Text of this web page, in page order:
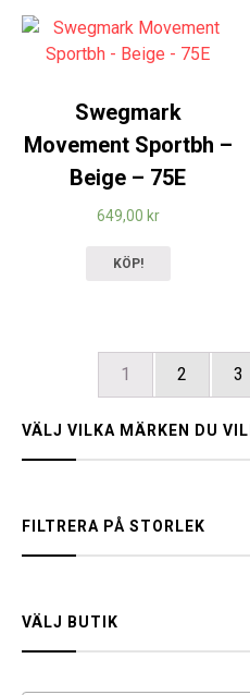
VÄLJ VILKA MÄRKEN DU
FILTRERA PÅ STORLEK
VÄLJ BUTIK
Swegmark
Movement Sportbh –
Beige – 75E
649,00 kr
KÖP!
1 2 3